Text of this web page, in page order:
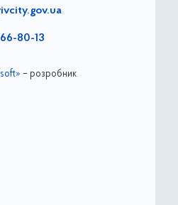
80-13
– розробник